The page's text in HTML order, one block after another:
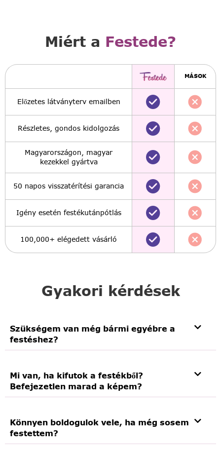
Gyakori kérdések
Szükségem van még bármi egyébre a
festéshez?
Mi van, ha kifutok a festékből?
Befejezetlen marad a képem?
Könnyen boldogulok vele, ha még sosem
festettem?
Miért a Festede?
MÁSOK
Előzetes látványterv emailben
Részletes, gondos kidolgozás
Magyarországon, magyar
kezekkel gyártva
50 napos visszatérítési garancia
Igény esetén festékutánpótlás
100,000+ elégedett vásárló